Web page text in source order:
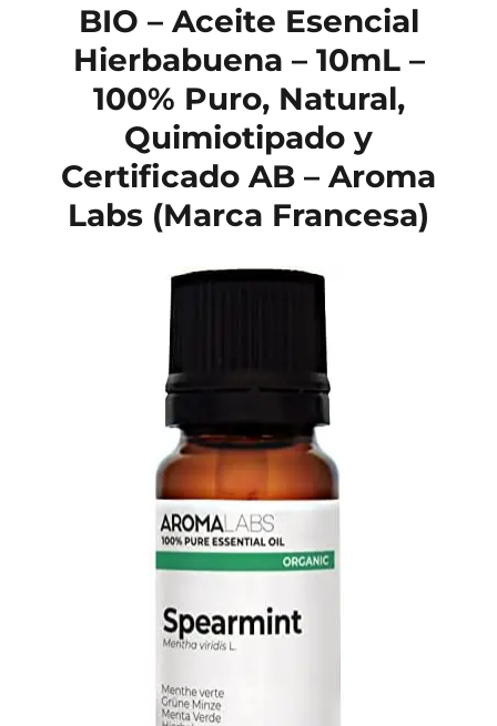
BIO – Aceite Esencial
Hierbabuena – 10mL –
100% Puro, Natural,
Quimiotipado y
Certificado AB – Aroma
Labs (Marca Francesa)